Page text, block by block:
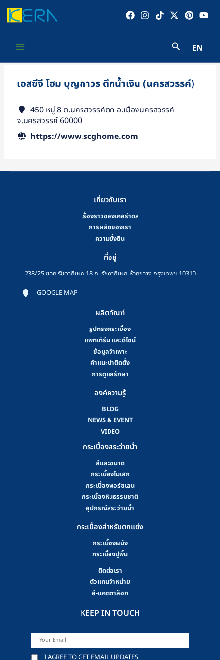
Skip
to
Menu
EN
เอสซีจี โฮม บุญถาวร ตึกน้ำเงิน (นครสวรรค์)
450 หมู่ 8 ต.นครสวรรค์ตก อ.เมืองนครสวรรค์
จ.นครสวรรค์ 60000
https://www.scghome.com
เกี่ยวกับเรา
เรื่องราวของเคอร่าดล
การผลิตของเรา
ความยั่งยืน
ที่อยู่
238/25 ซอย รัชดาภิเษก 18 ถ. รัชดาภิเษก ห้วยขวาง กรุงเทพฯ 10310
GOOGLE MAP
ผลิตภัณฑ์
รูปทรงกระเบื้อง
แพทเทิร์น และดีไซน์
ข้อมูลจำเพาะ
คําแนะนําติดตั้ง
การดูแลรักษา
องค์ความรู้
BLOG
NEWS & EVENT
VIDEO
กระเบื้องสระว่ายน้ำ
สีและขนาด
กระเบื้องโมเสก
กระเบื้องพอร์ซเลน
กระเบื้องหินธรรมชาติ
อุปกรณ์สระว่ายน้ำ
กระเบื้องสำหรับตกแต่ง
กระเบื้องผนัง
กระเบื้องปูพื้น
ติดต่อเรา
ตัวแทนจำหน่าย
อี-แคตตาล็อก
KEEP IN TOUCH
I AGREE TO GET EMAIL UPDATES